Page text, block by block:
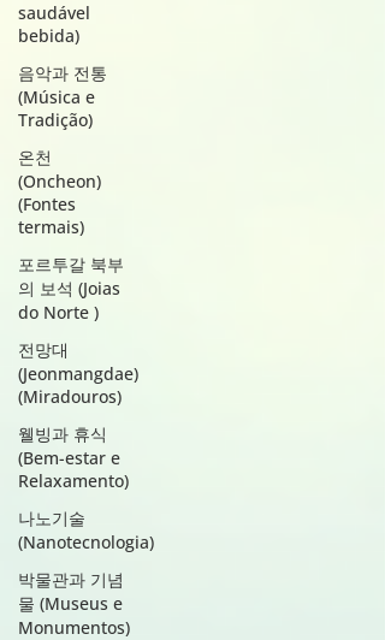
saudável
bebida)
음악과 전통
(Música e
Tradição)
온천
(Oncheon)
(Fontes
termais)
포르투갈 북부
의 보석 (Joias
do Norte )
전망대
(Jeonmangdae)
(Miradouros)
웰빙과 휴식
(Bem-estar e
Relaxamento)
나노기술
(Nanotecnologia)
박물관과 기념
물 (Museus e
Monumentos)
를 편안하게 발견하세요.